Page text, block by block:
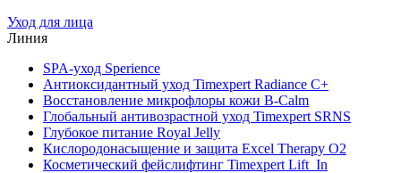
Уход для лица
Линия
SPA-уход Sperience
Антиоксидантный уход Timexpert Radiance C+
Восстановление микрофлоры кожи B-Calm
Глобальный антивозрастной уход Timexpert SRNS
Глубокое питание Royal Jelly
Кислородонасыщение и защита Excel Therapy O2
Косметический фейслифтинг Timexpert Lift_In